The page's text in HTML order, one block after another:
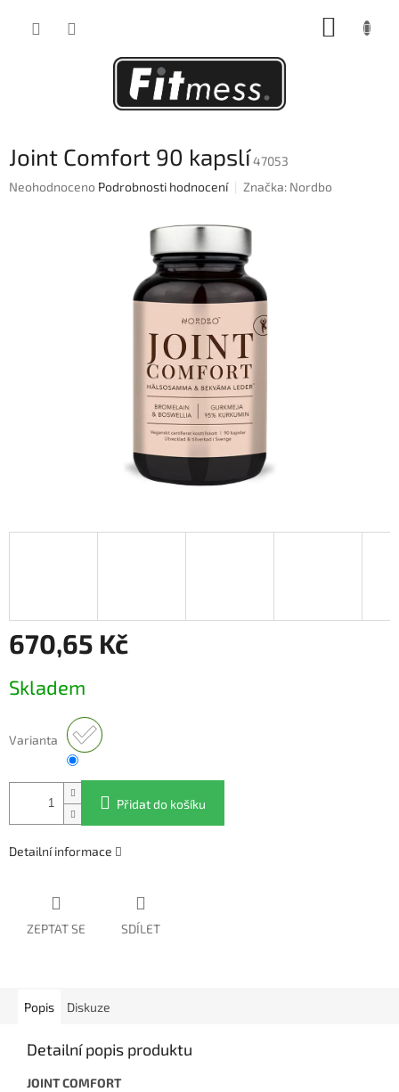
Joint Comfort 90 kapslí47053
Průměrné
Neohodnoceno Podrobnosti hodnocení Značka: Nordbo
670,65 Kč
cena:
Skladem
Varianta
Přidat do košíku
Detailní informace
ZEPTAT SE SDÍLET
Popis Diskuze
Detailní popis produktu
JOINT COMFORT